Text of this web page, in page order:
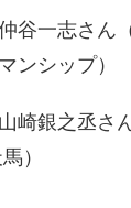
谷一志さん
ンシップ）
崎銀之丞さ
）